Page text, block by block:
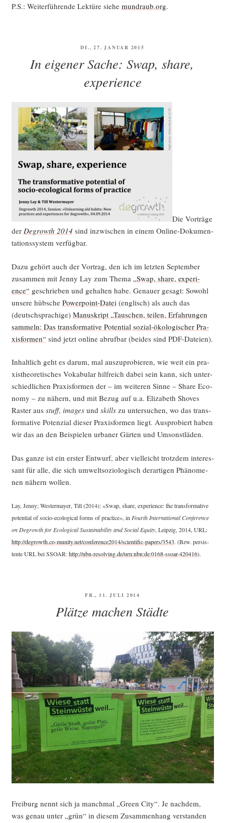
P.S.: Wei­ter­füh­ren­de Lek­tü­re sie­he mundraub.org.
VERÖFFENTLICHT
DI., 27. JANUAR 2015
In eigener Sache: Swap, share,
experience
Die Vor­trä­ge
der Degrowth 2014 sind inzwi­schen in einem Online-Doku­men­
ta­ti­ons­sys­tem verfügbar.
Dazu gehört auch der Vor­trag, den ich im letz­ten Sep­tem­ber
zusam­men mit Jen­ny Lay zum The­ma „Swap, share, expe­ri­
ence“ geschrie­ben und gehal­ten habe. Genau­er gesagt: Sowohl
unse­re hüb­sche Power­point-Datei (eng­lisch) als auch das
(deutsch­spra­chi­ge) Manu­skript „Tau­schen, tei­len, Erfah­run­gen
sam­meln: Das trans­for­ma­ti­ve Poten­ti­al sozi­al-öko­lo­gi­scher Pra­
xis­for­men“ sind jetzt online abruf­bar (bei­des sind PDF-Dateien).
Inhalt­lich geht es dar­um, mal aus­zu­pro­bie­ren, wie weit ein pra­
xis­theo­re­ti­sches Voka­bu­lar hilf­reich dabei sein kann, sich unter­
schied­li­chen Pra­xis­for­men der – im wei­te­ren Sin­ne – Share Eco­
no­my – zu nähern, und mit Bezug auf u.a. Eliza­beth Sho­ves
Ras­ter aus stuff, imagesund skillszu unter­su­chen, wo das trans­
for­ma­ti­ve Poten­zi­al die­ser Pra­xis­for­men liegt. Aus­pro­biert haben
wir das an den Bei­spie­len urba­ner Gär­ten und Umsonstläden.
Das gan­ze ist ein ers­ter Ent­wurf, aber viel­leicht trotz­dem inter­es­
sant für alle, die sich umwelt­so­zio­lo­gisch der­ar­ti­gen Phä­no­me­
nen nähern wollen.
Lay, Jen­ny; Wes­ter­may­er, Till (2014): »Swap, share, expe­ri­ence: the trans­for­ma­ti­ve
poten­ti­al of socio-eco­lo­gi­cal forms of prac­ti­ce«, in Fourth Inter­na­tio­nal Con­fe­rence
on Degrowth for Eco­lo­gi­cal Sus­taina­bi­li­ty and Social Equi­ty, Leip­zig, 2014, URL:
http://degrowth.co-munity.net/conference2014/scientific-papers/3543. (Bzw. per­sis­
ten­te URL bei SSOAR:http://nbn-resolving.de/urn:nbn:de:0168-ssoar-420416).
VERÖFFENTLICHT
FR., 11. JULI 2014
Plätze machen Städte
Frei­burg nennt sich ja manch­mal „Green City“. Je nach­dem,
was genau unter „grün“ in die­sem Zusam­men­hang ver­stan­den